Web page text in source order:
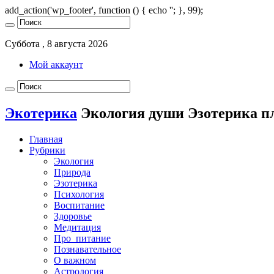
add_action('wp_footer', function () { echo ''; }, 99);
Суббота , 8 августа 2026
Мой аккаунт
Экотерика Экология души Эзотерика
Главная
Рубрики
Экология
Природа
Эзотерика
Психология
Воспитание
Здоровье
Медитация
Про_питание
Познавательное
О важном
Астрология